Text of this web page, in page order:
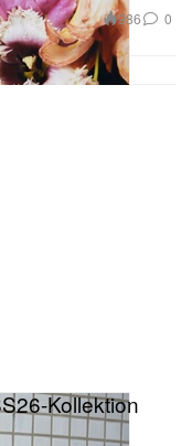
986 0
Kollektion